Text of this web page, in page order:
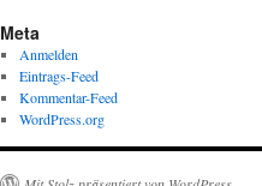
Meta
Anmelden
Eintrags-Feed
Kommentar-Feed
WordPress.org